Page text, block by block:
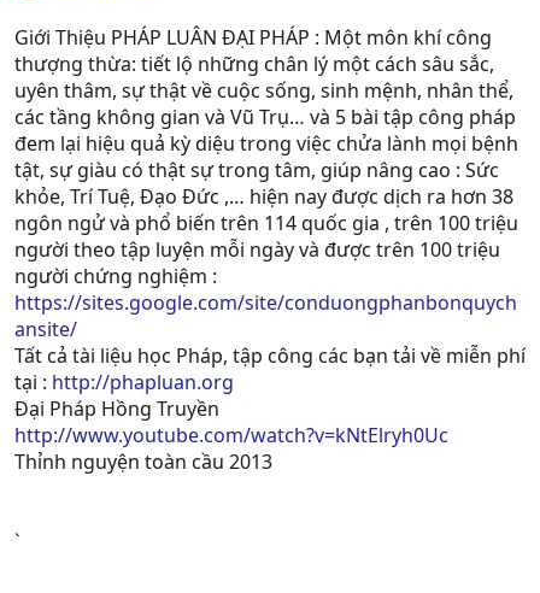
Giới Thiệu PHÁP LUÂN ĐẠI PHÁP : Một môn khí công
thượng thừa: tiết lộ những chân lý một cách sâu sắc,
uyên thâm, sự thật về cuộc sống, sinh mệnh, nhân thể,
các tầng không gian và Vũ Trụ… và 5 bài tập công pháp
đem lại hiệu quả kỳ diệu trong việc chửa lành mọi bệnh
tật, sự giàu có thật sự trong tâm, giúp nâng cao : Sức
khỏe, Trí Tuệ, Ðạo Ðức ,… hiện nay được dịch ra hơn 38
ngôn ngử và phổ biến trên 114 quốc gia , trên 100 triệu
người theo tập luyện mỗi ngày và được trên 100 triệu
người chứng nghiệm :
https://sites.google.com/site/conduongphanbonquych
ansite/
Tất cả tài liệu học Pháp, tập công các bạn tải về miễn phí
tại : http://phapluan.org
Đại Pháp Hồng Truyền
http://www.youtube.com/watch?v=kNtElryh0Uc
Thỉnh nguyện toàn cầu 2013
`